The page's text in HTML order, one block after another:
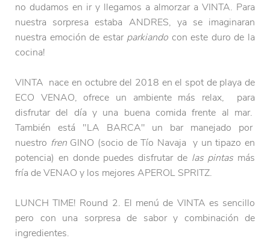
no dudamos en ir y llegamos a almorzar a VINTA. Para
nuestra sorpresa estaba ANDRES, ya se imaginaran
nuestra emoción de estar parkiando con este duro de la
cocina!
VINTA nace en octubre del 2018 en el spot de playa de
ECO VENAO, ofrece un ambiente más relax, para
disfrutar del día y una buena comida frente al mar.
También está "LA BARCA" un bar manejado por
nuestro frenGINO (socio de Tío Navaja y un tipazo en
potencia) en donde puedes disfrutar delas pintas más
fría de VENAO y los mejores APEROL SPRITZ.
LUNCH TIME! Round 2. El menú de VINTA es sencillo
pero con una sorpresa de sabor y combinación de
ingredientes.